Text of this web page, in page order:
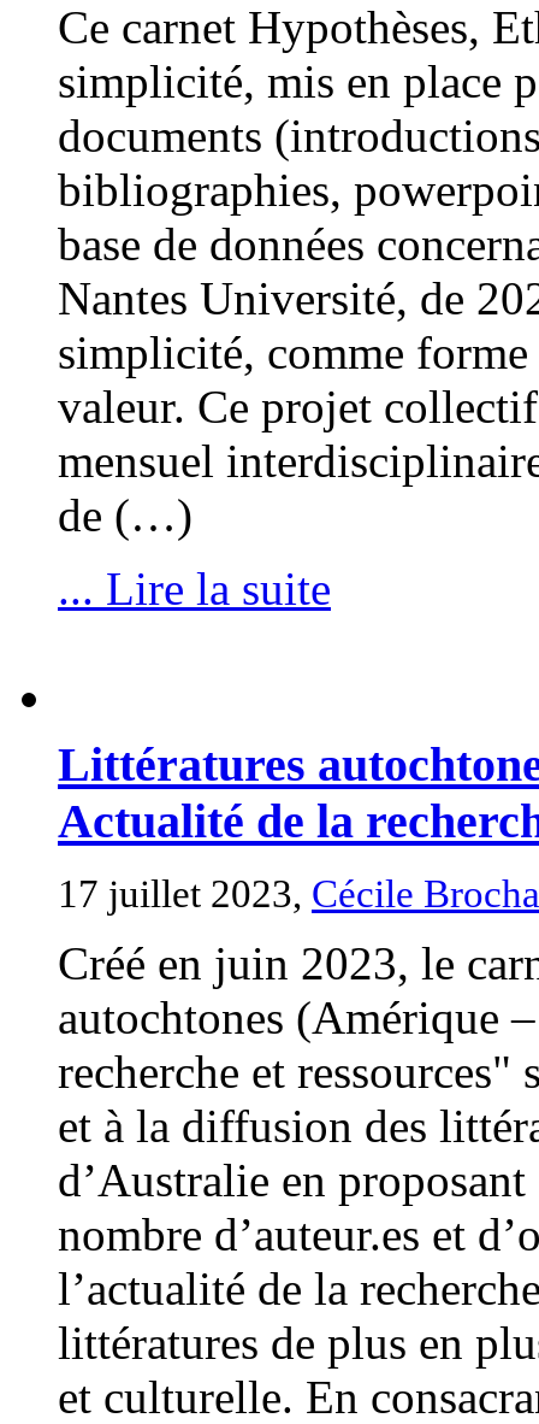
Ce carnet Hypothèses,
simplicité, mis en place
documents
bibliographies,
base de données
Nantes Université, de
simplicité, comme
valeur. Ce projet
mensuel
de (…)
... Lire la suite
Littératures
Actualité de la
17 juillet 2023, Cécile
Créé en juin 2023, le
autochtones (Amérique
recherche et
et à la diffusion des
d’Australie en
nombre d’auteur.es et
l’actualité de la
littératures de plus en
et culturelle. En